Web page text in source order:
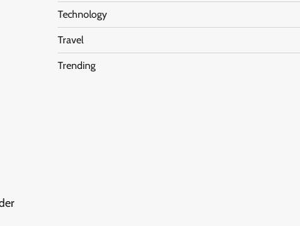
Technology
Travel
Trending